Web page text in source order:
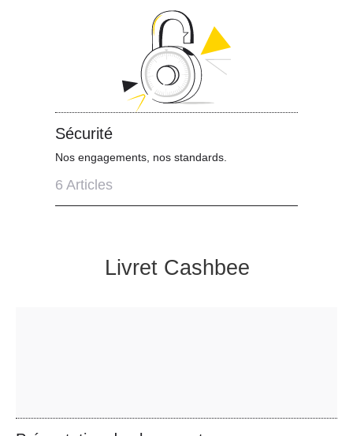
Sécurité
Nos engagements, nos standards.
6 Articles
Livret Cashbee